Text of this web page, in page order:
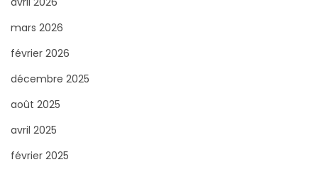
t
i
n
s
r
p
o
:
mars 2026
février 2026
décembre 2025
août 2025
avril 2025
février 2025